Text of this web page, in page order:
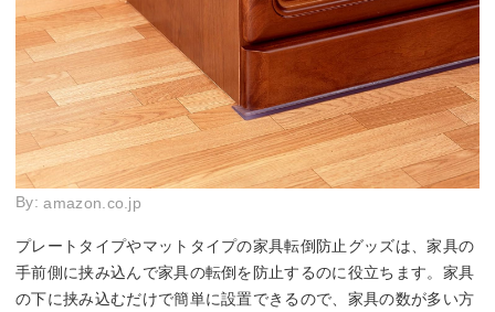
By:amazon.co.jp
プレートタイプやマットタイプの家具転倒防止グッズは、家具の
手前側に挟み込んで家具の転倒を防止するのに役立ちます。家具
の下に挟み込むだけで簡単に設置できるので、家具の数が多い方